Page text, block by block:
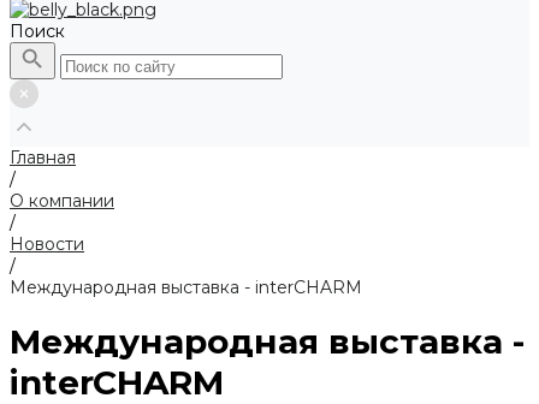
Поиск
Главная
/
О компании
/
Новости
/
Международная выставка - interCHARM
Международная выставка -
interCHARM